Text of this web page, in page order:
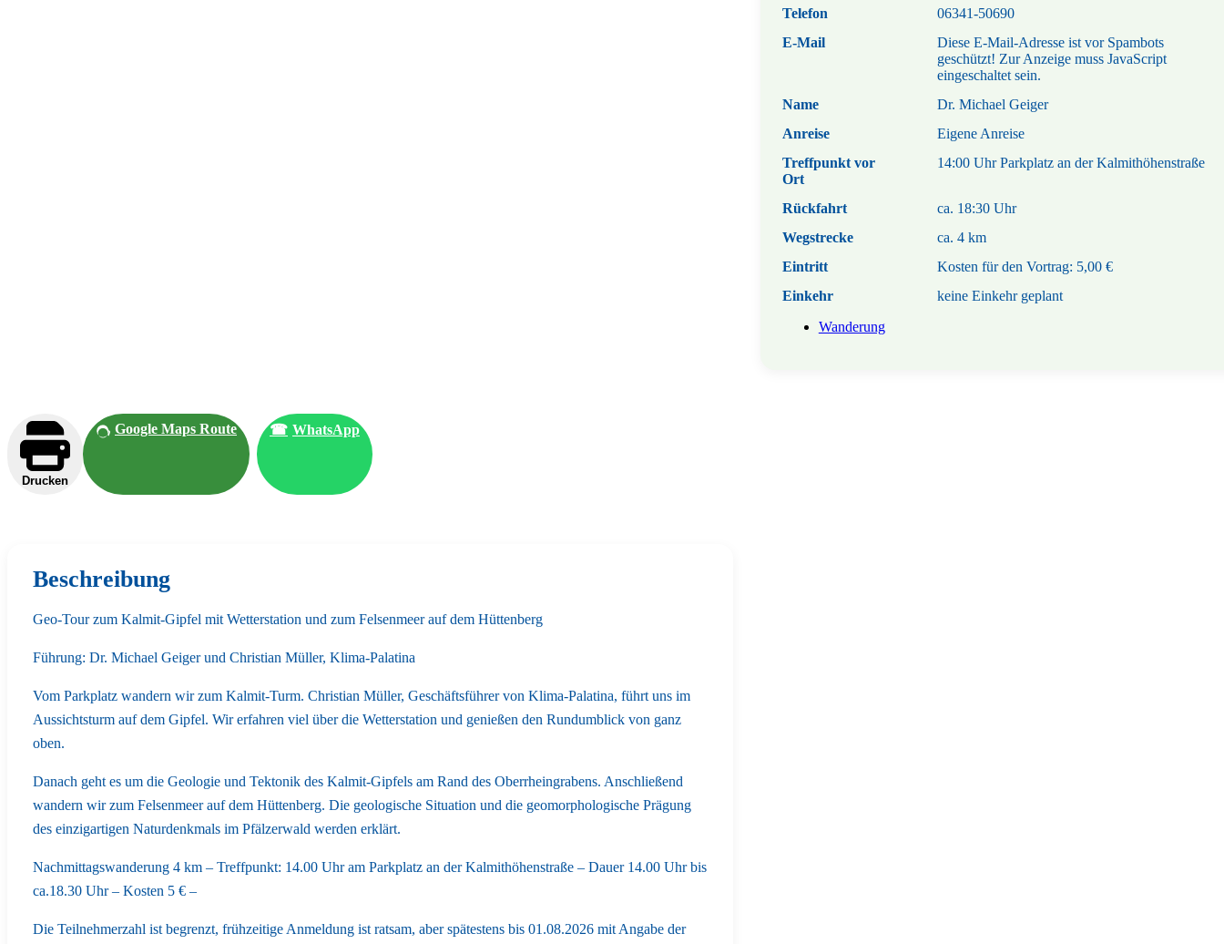
Telefon
06341-50690
E-Mail
Diese E-Mail-Adresse ist vor Spambots
geschützt! Zur Anzeige muss JavaScript
eingeschaltet sein.
Name
Dr. Michael Geiger
Anreise
Eigene Anreise
Treffpunkt vor
Ort
14:00 Uhr Parkplatz an der Kalmithöhenstraße
Rückfahrt
ca. 18:30 Uhr
Wegstrecke
ca. 4 km
Eintritt
Kosten für den Vortrag: 5,00 €
Einkehr
keine Einkehr geplant
Wanderung
Drucken
Google Maps Route ☎ WhatsApp
Beschreibung
Geo-Tour zum Kalmit-Gipfel mit Wetterstation und zum Felsenmeer auf dem Hüttenberg
Führung: Dr. Michael Geiger und Christian Müller, Klima-Palatina
Vom Parkplatz wandern wir zum Kalmit-Turm. Christian Müller, Geschäftsführer von Klima-Palatina, führt uns im
Aussichtsturm auf dem Gipfel. Wir erfahren viel über die Wetterstation und genießen den Rundumblick von ganz
oben.
Danach geht es um die Geologie und Tektonik des Kalmit-Gipfels am Rand des Oberrheingrabens. Anschließend
wandern wir zum Felsenmeer auf dem Hüttenberg. Die geologische Situation und die geomorphologische Prägung
des einzigartigen Naturdenkmals im Pfälzerwald werden erklärt.
Nachmittagswanderung 4 km – Treffpunkt: 14.00 Uhr am Parkplatz an der Kalmithöhenstraße – Dauer 14.00 Uhr bis
ca.18.30 Uhr – Kosten 5 € –
Die Teilnehmerzahl ist begrenzt, frühzeitige Anmeldung ist ratsam, aber spätestens bis 01.08.2026 mit Angabe der